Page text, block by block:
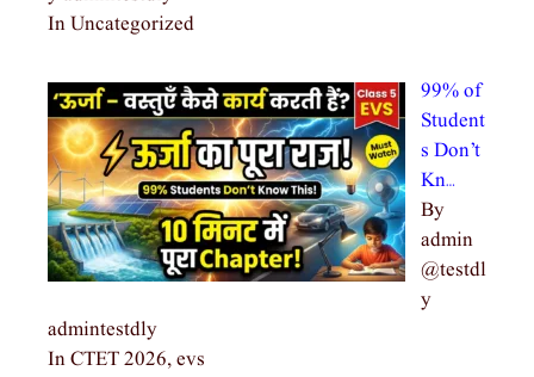
In Uncategorized
99% of
Student
s Don’t
Kn…
By
admin
@testdl
y
admintestdly
In CTET 2026, evs